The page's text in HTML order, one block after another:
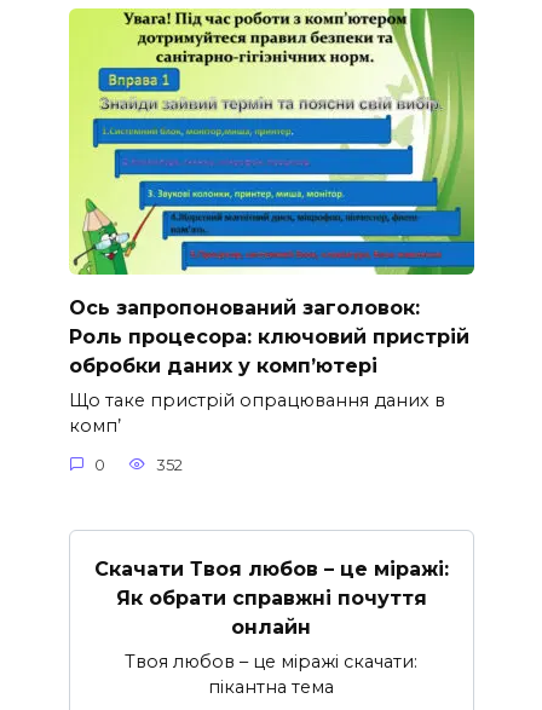
Ось запропонований заголовок:
Роль процесора: ключовий пристрій
обробки даних у комп’ютері
Що таке пристрій опрацювання даних в
комп’
0 352
Скачати Твоя любов – це міражі:
Як обрати справжні почуття
онлайн
Твоя любов – це міражі скачати:
пікантна тема